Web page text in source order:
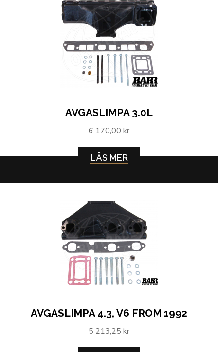
AVGASLIMPA 3.0L
6 170,00 kr
LÄS MER
AVGASLIMPA 4.3, V6 FROM 1992
5 213,25 kr